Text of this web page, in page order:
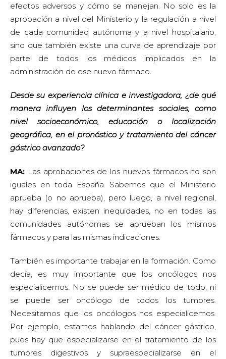
efectos adversos y cómo se manejan. No solo es la
aprobación a nivel del Ministerio y la regulación a nivel
de cada comunidad autónoma y a nivel hospitalario,
sino que también existe una curva de aprendizaje por
parte de todos los médicos implicados en la
administración de ese nuevo fármaco.
Desde su experiencia clínica e investigadora, ¿de qué
manera influyen los determinantes sociales, como
nivel socioeconómico, educación o localización
geográfica, en el pronóstico y tratamiento del cáncer
gástrico avanzado?
MA: Las aprobaciones de los nuevos fármacos no son
iguales en toda España. Sabemos que el Ministerio
aprueba (o no aprueba), pero luego, a nivel regional,
hay diferencias, existen inequidades, no en todas las
comunidades autónomas se aprueban los mismos
fármacos y para las mismas indicaciones.
También es importante trabajar en la formación. Como
decía, es muy importante que los oncólogos nos
especialicemos. No se puede ser médico de todo, ni
se puede ser oncólogo de todos los tumores.
Necesitamos que los oncólogos nos especialicemos.
Por ejemplo, estamos hablando del cáncer gástrico,
pues hay que especializarse en el tratamiento de los
tumores digestivos y supraespecializarse en el